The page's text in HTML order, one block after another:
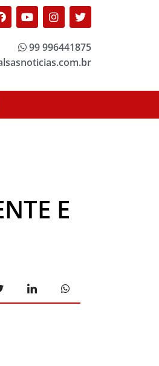
Facebook
YoutubeInstagram
Twitter
99 996441875
E